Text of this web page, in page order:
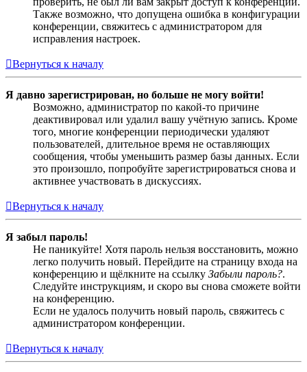
Также возможно, что допущена ошибка в конфигурации
конференции, свяжитесь с администратором для
исправления настроек.
Вернуться к началу
Я давно зарегистрирован, но больше не могу войти!
Возможно, администратор по какой-то причине
деактивировал или удалил вашу учётную запись. Кроме
того, многие конференции периодически удаляют
пользователей, длительное время не оставляющих
сообщения, чтобы уменьшить размер базы данных. Если
это произошло, попробуйте зарегистрироваться снова и
активнее участвовать в дискуссиях.
Вернуться к началу
Я забыл пароль!
Не паникуйте! Хотя пароль нельзя восстановить, можно
легко получить новый. Перейдите на страницу входа на
конференцию и щёлкните на ссылку Забыли пароль?.
Следуйте инструкциям, и скоро вы снова сможете войти
на конференцию.
Если не удалось получить новый пароль, свяжитесь с
администратором конференции.
Вернуться к началу